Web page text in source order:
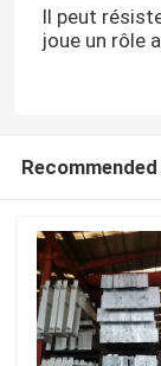
Il peut
joue un rôle